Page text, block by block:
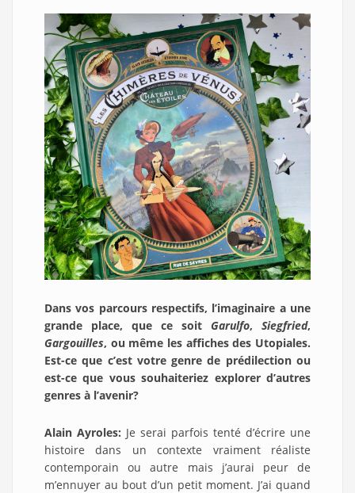
Dans vos parcours respectifs, l’imaginaire a une
grande place, que ce soit Garulfo, Siegfried,
Gargouilles, ou même les affiches des Utopiales.
Est-ce que c’est votre genre de prédilection ou
est-ce que vous souhaiteriez explorer d’autres
genres à l’avenir?
Alain Ayroles: Je serai parfois tenté d’écrire une
histoire dans un contexte vraiment réaliste
contemporain ou autre mais j’aurai peur de
m’ennuyer au bout d’un petit moment. J’ai quand